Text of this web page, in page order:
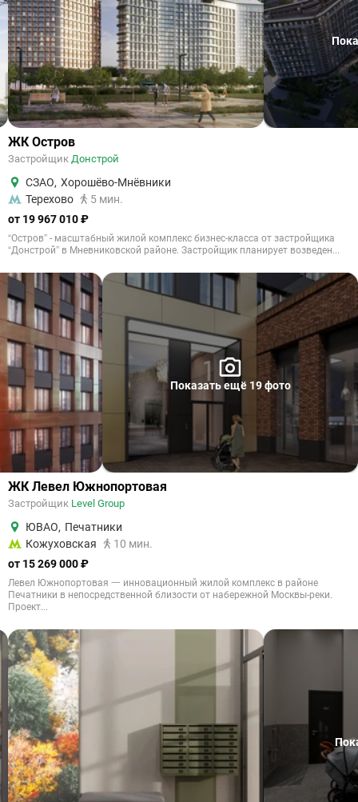
ЖК Остров
Застройщик Донстрой
СЗАО, Хорошёво-Мнёвники
Терехово
5 мин.
от 19 967 010 ₽
“Остров” - масштабный жилой комплекс бизнес-класса от застройщика
“Донстрой” в Мневниковской районе. Застройщик планирует возведен...
Показать ещё 19 фото
ЖК Левел Южнопортовая
Застройщик Level Group
ЮВАО, Печатники
Кожуховская
10 мин.
от 15 269 000 ₽
Левел Южнопортовая 一 инновационный жилой комплекс в районе
Печатники в непосредственной близости от набережной Москвы-реки.
Проект...